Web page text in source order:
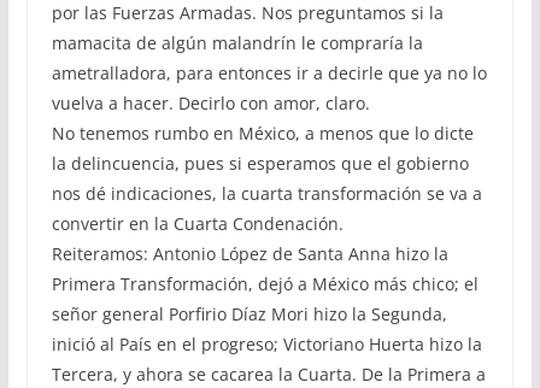
por las Fuerzas Armadas. Nos preguntamos si la
mamacita de algún malandrín le compraría la
ametralladora, para entonces ir a decirle que ya no lo
vuelva a hacer. Decirlo con amor, claro.
No tenemos rumbo en México, a menos que lo dicte
la delincuencia, pues si esperamos que el gobierno
nos dé indicaciones, la cuarta transformación se va a
convertir en la Cuarta Condenación.
Reiteramos: Antonio López de Santa Anna hizo la
Primera Transformación, dejó a México más chico; el
señor general Porfirio Díaz Mori hizo la Segunda,
inició al País en el progreso; Victoriano Huerta hizo la
Tercera, y ahora se cacarea la Cuarta. De la Primera a